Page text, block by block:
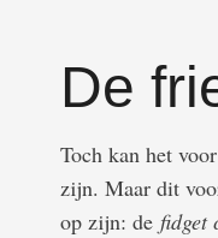
De
Toch kan het
zijn. Maar dit
op zijn: de fidget